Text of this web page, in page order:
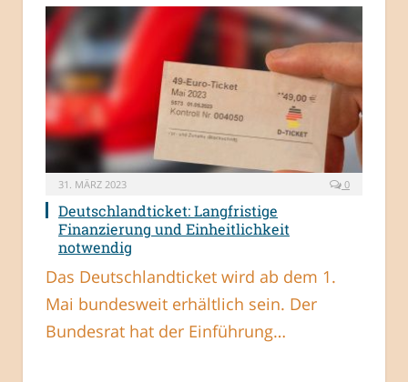
31. MÄRZ 2023 0
Deutschlandticket: Langfristige
Finanzierung und Einheitlichkeit
notwendig
Das Deutschlandticket wird ab dem 1.
Mai bundesweit erhältlich sein. Der
Bundesrat hat der Einführung…